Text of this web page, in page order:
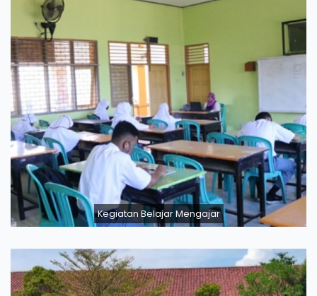
Kegiatan Belajar Mengajar